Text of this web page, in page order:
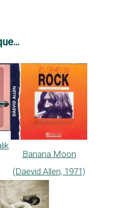
Banana Moon
(Daevid Allen, 1971)